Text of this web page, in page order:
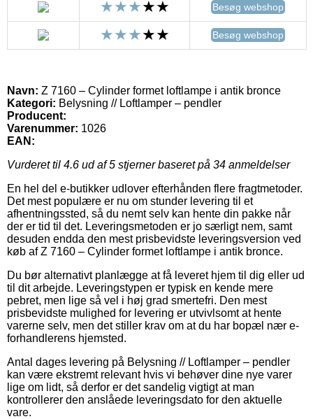
Besøg webshop
Besøg webshop
Navn: Z 7160 – Cylinder formet loftlampe i antik bronce
Kategori: Belysning // Loftlamper – pendler
Producent:
Varenummer: 1026
EAN:
Vurderet til 4.6 ud af 5 stjerner baseret på 34 anmeldelser
En hel del e-butikker udlover efterhånden flere fragtmetoder.
Det mest populære er nu om stunder levering til et
afhentningssted, så du nemt selv kan hente din pakke når
der er tid til det. Leveringsmetoden er jo særligt nem, samt
desuden endda den mest prisbevidste leveringsversion ved
køb af Z 7160 – Cylinder formet loftlampe i antik bronce.
Du bør alternativt planlægge at få leveret hjem til dig eller ud
til dit arbejde. Leveringstypen er typisk en kende mere
pebret, men lige så vel i høj grad smertefri. Den mest
prisbevidste mulighed for levering er utvivlsomt at hente
varerne selv, men det stiller krav om at du har bopæl nær e-
forhandlerens hjemsted.
Antal dages levering på Belysning // Loftlamper – pendler
kan være ekstremt relevant hvis vi behøver dine nye varer
lige om lidt, så derfor er det sandelig vigtigt at man
kontrollerer den anslåede leveringsdato for den aktuelle
vare.